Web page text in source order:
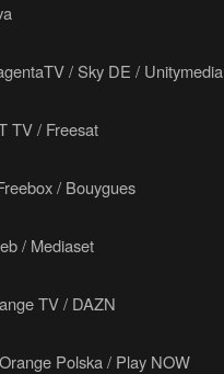
/ Sky DE / Unitymedia
TV / Freesat
/ Bouygues
/ Mediaset
TV / DAZN
Polska / Play NOW